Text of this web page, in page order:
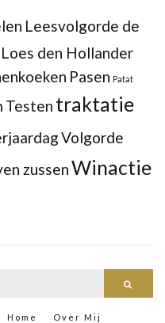
Leesvolgorde de
Loes den Hollander
Pasen Patat
Testen traktatie
Volgorde
zussenWinactie
Home
Over Mij